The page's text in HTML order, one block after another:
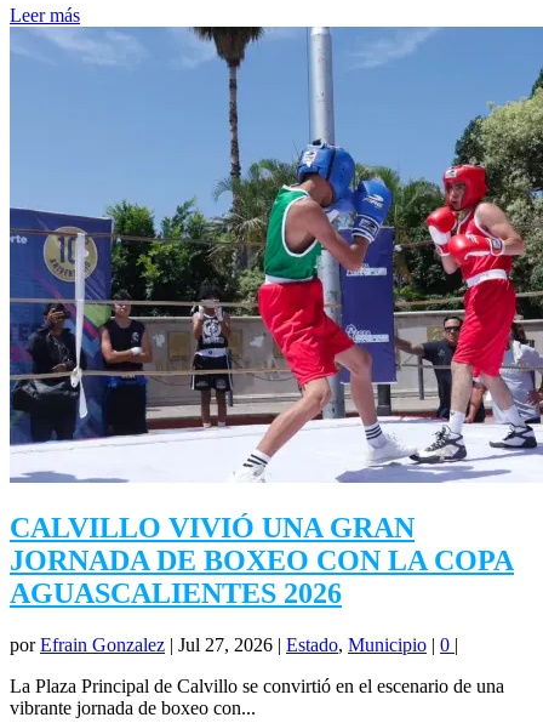
Leer más
CALVILLO VIVIÓ UNA GRAN
JORNADA DE BOXEO CON LA COPA
AGUASCALIENTES 2026
porEfrain Gonzalez | Jul 27, 2026 | Estado, Municipio | 0 |
La Plaza Principal de Calvillo se convirtió en el escenario de una
vibrante jornada de boxeo con...